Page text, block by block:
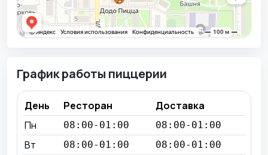
График работы пиццерии
День Ресторан
Доставка
Пн
08:00-01:00 08:00-01:00
Вт 08:00-01:00 08:00-01:00